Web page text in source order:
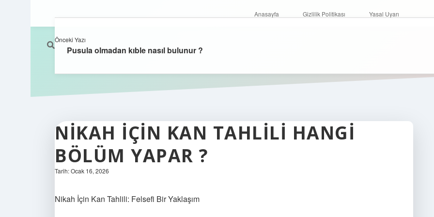
Anasayfa Gizlilik Politikası Yasal Uyarı
NIKAH IÇIN KAN TAHLILI HANGI
BÖLÜM YAPAR ?
Tarih: Ocak 16, 2026
Nikah İçin Kan Tahlili: Felsefi Bir Yaklaşım
Önceki Yazı
Pusula olmadan kıble nasıl bulunur ?